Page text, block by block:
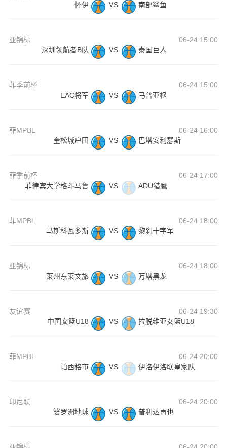
怀伊
VS 南部鲨鱼
亚锦标
06-24 15:00
深圳领航者B队
VS 泰国巨人
菲季前杯
06-24 15:00
EAC将军
VS 马普亚枢
菲MPBL
06-24 16:00
奎松城户田
VS 巴塔安利瑟斯
菲季前杯
06-24 17:00
菲律宾大学格斗马鲁
VS ADU猎鹰
菲MPBL
06-24 18:00
马斯科瓦多斯
VS 黎刹十字军
亚锦标
06-24 18:00
莱州东莱文旅
VS 万塔黑龙
友谊赛
06-24 19:30
中国女篮U18
VS 拉脱维亚女篮U18
菲MPBL
06-24 20:00
帕西格市
VS 伊洛伊洛联皇家队
印尼联
06-24 20:00
婆罗洲地球
VS 普利达再也